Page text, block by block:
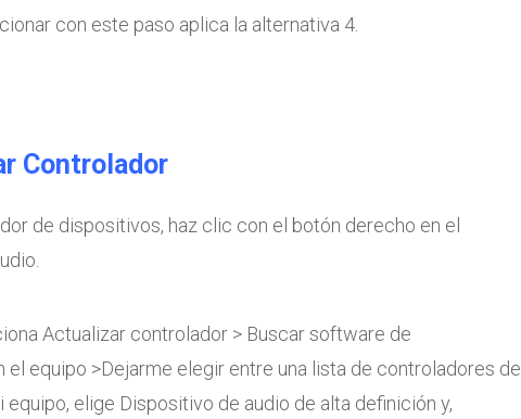
con este paso aplica la alternativa 4.
Controlador
de dispositivos, haz clic con el botón derecho en el
Actualizar controlador > Buscar software de
el equipo >Dejarme elegir entre una lista de controladores de
elige Dispositivo de audio de alta definición y,